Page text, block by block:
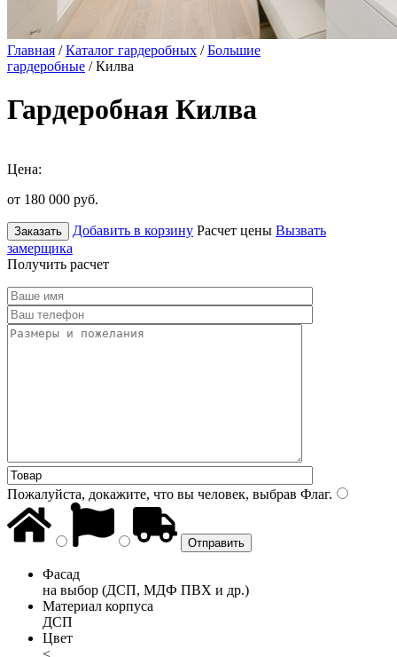
Главная /Каталог гардеробных /Большие
гардеробные / Килва
Гардеробная Килва
Цена:
от 180 000 руб.
Заказать Добавить в корзину Расчет цены Вызвать
замерщика
Получить расчет
Пожалуйста, докажите, что вы человек, выбрав Флаг.
Фасад
на выбор (ДСП, МДФ ПВХ и др.)
Материал корпуса
ДСП
Цвет
<